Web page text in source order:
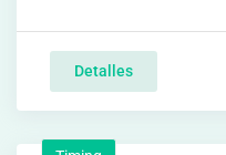
Detalles